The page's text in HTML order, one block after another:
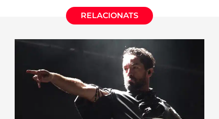
RELACIONATS